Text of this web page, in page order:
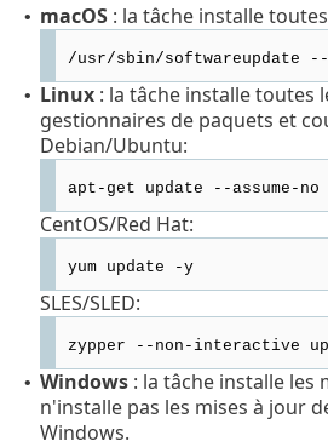
• macOS: la tâche installe
/usr/sbin/
• Linux: la tâche installe toutes
gestionnaires de paquets et
Debian/Ubuntu:
apt-get update --assume-
CentOS/Red Hat:
yum update -y
SLES/SLED:
zypper --non-interactive
• Windows: la tâche installe les
n'installe pas les mises à jour
Windows.